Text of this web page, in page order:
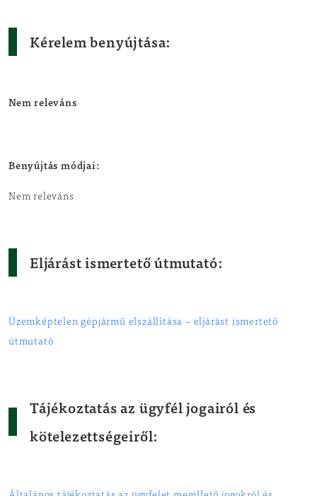
Kérelem benyújtása:
Nem releváns
Benyújtás módjai:
Nem releváns
Eljárást ismertető útmutató:
Üzemképtelen gépjármű elszállítása – eljárást ismertető
útmutató
Tájékoztatás az ügyfél jogairól és
kötelezettségeiről: